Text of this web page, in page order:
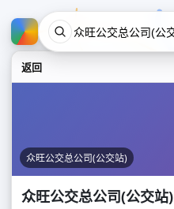
返回
众旺公交总公司(公交站)
众旺公交总公司(公交站)